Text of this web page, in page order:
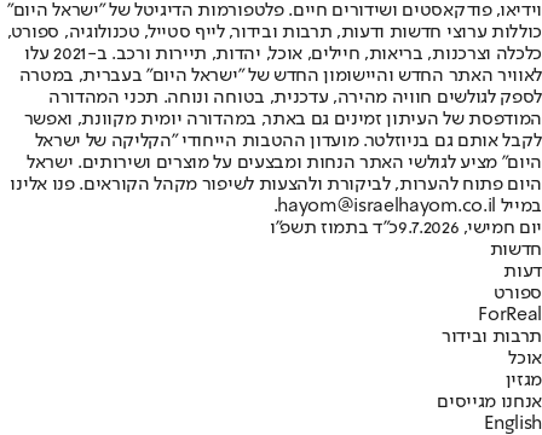
וידיאו, פודקאסטים ושידורים חיים. פלטפורמות הדיגיטל של "ישראל היום"
כוללות ערוצי חדשות ודעות, תרבות ובידור, לייף סטייל, טכנולוגיה, ספורט,
כלכלה וצרכנות, בריאות, חיילים, אוכל, יהדות, תיירות ורכב. ב-2021 עלו
לאוויר האתר החדש והיישומון החדש של "ישראל היום" בעברית, במטרה
לספק לגולשים חוויה מהירה, עדכנית, בטוחה ונוחה. תכני המהדורה
המודפסת של העיתון זמינים גם באתר, במהדורה יומית מקוונת, ואפשר
לקבל אותם גם בניוזלטר. מועדון ההטבות הייחודי "הקליקה של ישראל
היום" מציע לגולשי האתר הנחות ומבצעים על מוצרים ושירותים. ישראל
היום פתוח להערות, לביקורת ולהצעות לשיפור מקהל הקוראים. פנו אלינו
במייל hayom@israelhayom.co.il.
יום חמישי, 9.7.2026
כ"ד בתמוז תשפ"ו
חדשות
דעות
ספורט
ForReal
תרבות ובידור
אוכל
מגזין
אנחנו מגייסים
English